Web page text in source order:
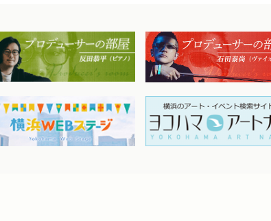
ホンのクラウドファンディングでサポーター1万人超
ては「のんのんびより」宮内れんげ、「七つの大
イズ」天空橋朋花、「ぼっち・ざ・ろっく！」PA
フィルハーモニー管弦楽団として創設。2005年横浜